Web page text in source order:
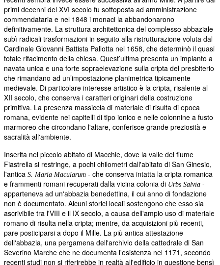
primi decenni del XVI secolo fu sottoposta ad amministrazione
commendataria e nel 1848 i monaci la abbandonarono
definitivamente. La struttura architettonica del complesso abbaziale
subì radicali trasformazioni in seguito alla ristrutturazione voluta dal
Cardinale Giovanni Battista Pallotta nel 1658, che determinò il quasi
totale rifacimento della chiesa. Quest’ultima presenta un impianto a
navata unica e una forte sopraelevazione sulla cripta del presbiterio
che rimandano ad un’impostazione planimetrica tipicamente
medievale. Di particolare interesse artistico è la cripta, risalente al
XII secolo, che conserva i caratteri originari della costruzione
primitiva. La presenza massiccia di materiale di risulta di epoca
romana, evidente nei capitelli di tipo ionico e nelle colonnine a fusto
marmoreo che circondano l'altare, conferisce grande preziosità e
sacralità all'ambiente.
Inserita nel piccolo abitato di Macchie, dove la valle del fiume
Fiastrella si restringe, a pochi chilometri dall'abitato di San Ginesio,
l'antica S. Maria Macularum - che conserva intatta la cripta romanica
e frammenti romani recuperati dalla vicina colonia di Urbs Salvia -
apparteneva ad un'abbazia benedettina, il cui anno di fondazione
non è documentato. Alcuni storici locali sostengono che esso sia
ascrivibile tra l'VIII e il IX secolo, a causa dell'ampio uso di materiale
romano di risulta nella cripta; mentre, da acquisizioni più recenti,
pare posticiparsi a dopo il Mille. La più antica attestazione
dell'abbazia, una pergamena dell'archivio della cattedrale di San
Severino Marche che ne documenta l'esistenza nel 1171, secondo
recenti studi non si riferirebbe in realtà all'edificio in questione bensì